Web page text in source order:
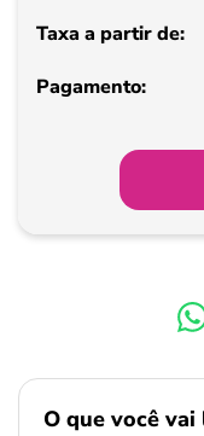
Pagamento
O que você